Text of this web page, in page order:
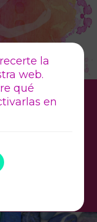
conectar
Para
a cambiar.
la
web.
qué
en